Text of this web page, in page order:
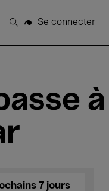
Rechercher
Se connecter
à
7 jours